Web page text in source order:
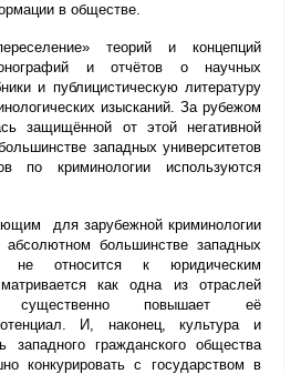
в обществе.
теорий и концепций
и отчётов о научных
и публицистическую литературу
изысканий. За рубежом
защищённой от этой негативной
западных университетов
по криминологии используются
для зарубежной криминологии
большинстве западных
не относится к юридическим
как одна из отраслей
существенно повышает её
И, наконец, культура и
западного гражданского общества
конкурировать с государством в